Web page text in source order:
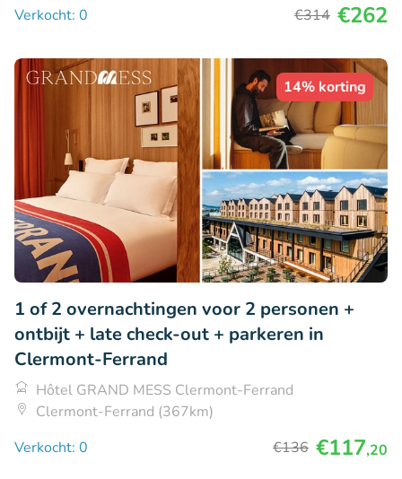
Verkocht: 0
€314 €262
14% korting
1 of 2 overnachtingen voor 2 personen +
ontbijt + late check-out + parkeren in
Clermont-Ferrand
Hôtel GRAND MESS Clermont-Ferrand
Clermont-Ferrand (367km)
Verkocht: 0
€136 €117,20